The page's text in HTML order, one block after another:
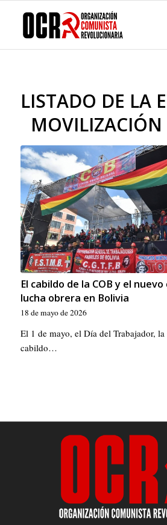
LISTADO DE LA
MOVILIZACIÓN
El cabildo de la COB y el
lucha obrera en Bolivia
18 de mayo de 2026
El 1 de mayo, el Día del Trabajador,
cabildo…